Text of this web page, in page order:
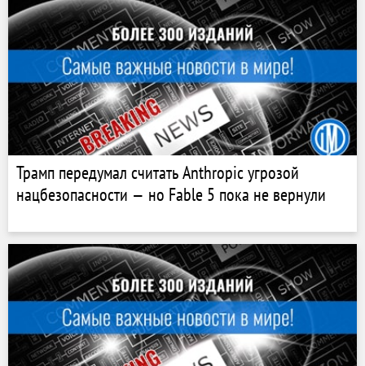
Трамп передумал считать Anthropic угрозой
нацбезопасности — но Fable 5 пока не вернули